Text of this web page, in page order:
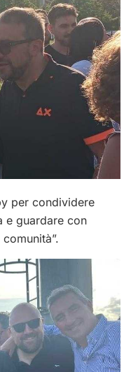
per condividere
e guardare con